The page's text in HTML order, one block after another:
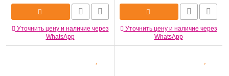
Уточнить цену и наличие через
WhatsApp
Уточнить цену и наличие через
WhatsApp